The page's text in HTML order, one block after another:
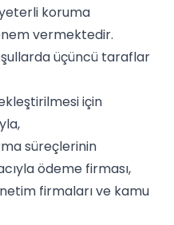
koruma
vermektedir.
üçüncü taraflar
için
süreçlerinin
ödeme firması,
firmaları ve kamu